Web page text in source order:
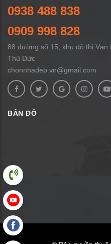
0938 488 838
0909 998 828
88 đường số 15, khu đô thị Vạn
Thủ Đức
chonnhadep.vn@gmail.com
BẢN ĐỒ